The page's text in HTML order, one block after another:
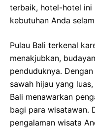
terbaik, hotel-hotel ini
kebutuhan Anda
Pulau Bali terkenal
menakjubkan,
penduduknya.
sawah hijau yang
Bali menawarkan
bagi para wisatawan.
pengalaman wisata